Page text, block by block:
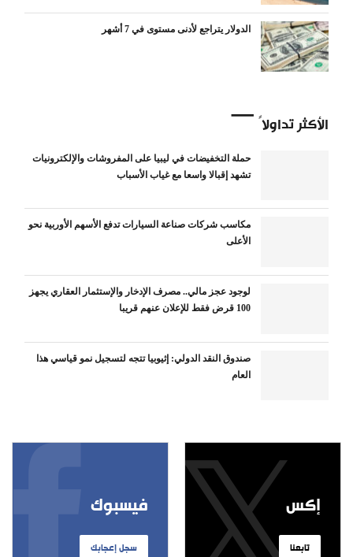
الدولار يتراجع لأدنى مستوى في 7 أشهر
الأكثر تداولاً
حملة التخفيضات في ليبيا على المفروشات والإلكترونيات
تشهد إقبالا واسعا مع غياب الأسباب
مكاسب شركات صناعة السيارات تدفع الأسهم الأوربية نحو
الأعلى
لوجود عجز مالي.. مصرف الإدخار والإستثمار العقاري يجهز
100 قرض فقط للإعلان عنهم قريبا
صندوق النقد الدولي: إثيوبيا تتجه لتسجيل نمو قياسي هذا
العام
فيسبوك
سجل إعجابك
إكس
تابعنا